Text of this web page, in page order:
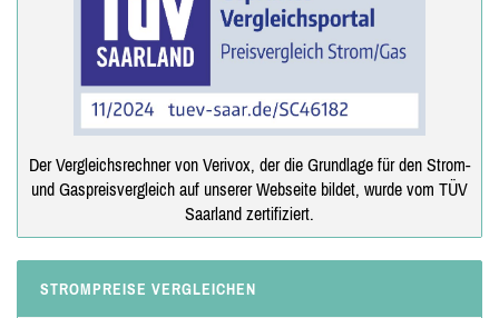
Der Vergleichsrechner von Verivox, der die Grundlage für den Strom-
und Gaspreisvergleich auf unserer Webseite bildet, wurde vom TÜV
Saarland zertifiziert.
STROMPREISE VERGLEICHEN